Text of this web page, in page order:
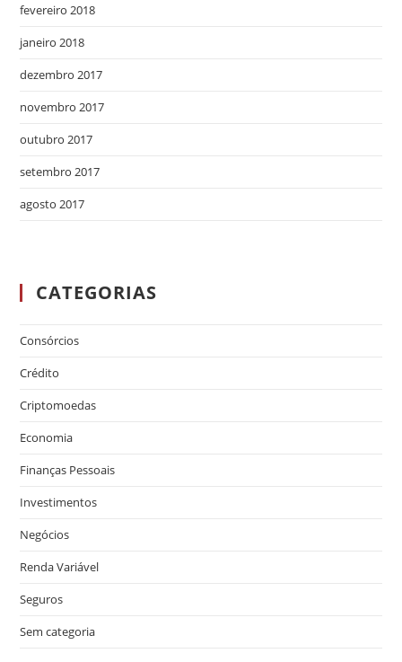
fevereiro 2018
janeiro 2018
dezembro 2017
novembro 2017
outubro 2017
setembro 2017
agosto 2017
CATEGORIAS
Consórcios
Crédito
Criptomoedas
Economia
Finanças Pessoais
Investimentos
Negócios
Renda Variável
Seguros
Sem categoria